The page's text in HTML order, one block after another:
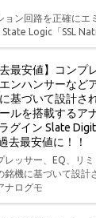
ョン回路を正確にエ
State Logic「SSL
去最安値】コンプ
ンハンサーなど
基づいて設計さ
ルを搭載するア
グイン Slate
去最安値に！！
レッサー、EQ、リ
銘機に基づいて設計
ナログモ